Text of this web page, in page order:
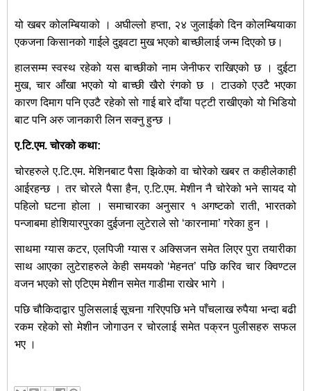
यो खबर कोलम्बियाको । अघील्लो हप्ता, २४ जुलाईको दिन कोलम्बियाका
एकजना किसानको गाईले दुइवटा मुख भएको बाच्छीलाई जन्म दिएको छ।
हालसम्म स्वस्थ रहेको यस बाच्छीको नाम जेनीफर राखिएको छ । दुईटा
मुख, चार आँखा भएको यो बाच्छी खैरो रंगको छ । टाउको एउटै भएका
कारण दिमाग पनि एउटै रहेको सो गाई बारे दाँया पट्टी राखीएको यो भिडियो
बाट पनि अरु जानकारी लिन सक्नु हुन्छ ।
ए.टि.एम. चोरको कथा:
चोरहरुले ए.टि.एम. मेशिनबाट पैसा झिकेको वा चोरेको खबर त कहीलेकाही
आईरहन्छ । तर चोरले पैसा हैन, ए.टि.एम. मेशीन नै चोरेको भने सायद यो
पहिलो घटना होला । समाचारका अनुसार १ अगष्टको राती, भारतको
पन्जाबमा होशियारपुरका दुईजना लुटेराले सो ‘कार‍नामा’ गरेका हुन ।
साथमा ग्यास कटर, एलपिजी ग्यास र अक्सिजन समेत लिएर पुरा तयारीका
साथ आएका लुटेराहरुले केही समयको ‘मेहनत’ पछि करिव चार क्विण्टल
वजन भएको सो एटिएम मेशीन समेत गाडीमा राखेर भागे ।
पछि चौकिदाद्वार पुलिसलाई सूचना गरिएपछि भने पाँचलाख रुपैया भन्दा बढी
रकम रहेको सो मेशीन जोगाउन र चोरलाई समेत पक्रन पुलीसहरु सफल
भए ।